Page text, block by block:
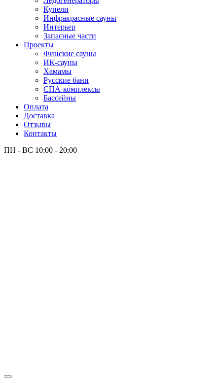
Купели
Инфракрасные сауны
Интерьер
Запасные части
Проекты
Финские сауны
ИК-сауны
Хамамы
Русские бани
СПА-комплексы
Бассейны
Оплата
Доставка
Отзывы
Контакты
ПН - ВС 10:00 - 20:00